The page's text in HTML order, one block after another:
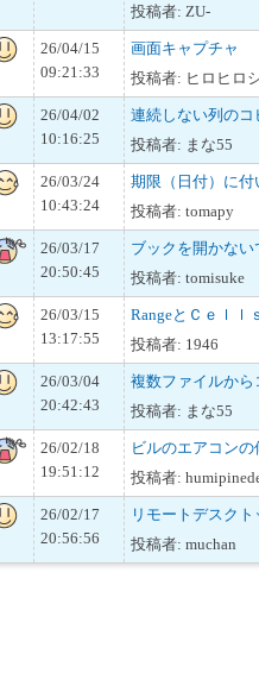
投稿者: ZU-
26/04/15
09:21:33
画面キャプチャ
投稿者: ヒロヒロ
26/04/02
10:16:25
連続しない列のコ
投稿者: まな55
26/03/24
10:43:24
期限（日付）に付
投稿者: tomapy
26/03/17
20:50:45
ブックを開かな
投稿者: tomisuke
26/03/15
13:17:55
RangeとＣｅｌｌ
投稿者: 1946
26/03/04
20:42:43
複数ファイルから
投稿者: まな55
26/02/18
19:51:12
ビルのエアコン
投稿者:
26/02/17
20:56:56
リモートデスク
投稿者: muchan